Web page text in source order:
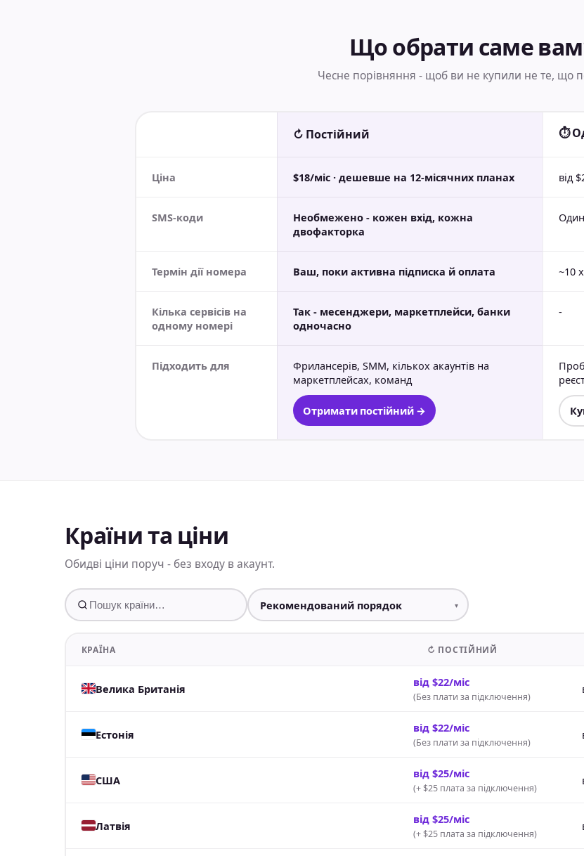
Що обрати саме
Чесне порівняння - щоб ви не купили не те, що
↻ Постійний ⏱
Ціна $18/міс · дешевше на 12-місячних планах від
SMS-коди
Необмежено - кожен вхід, кожна
двофакторка
Термін дії номера Ваш, поки активна підписка й оплата ~10
Кілька сервісів на
одному номері
Так - месенджери, маркетплейси, банки
одночасно
-
Підходить для
Фрилансерів, SMM, кількох акаунтів на
маркетплейсах, команд
Отримати постійний →
Країни та ціни
Обидві ціни поруч - без входу в акаунт.
КРАЇНА ↻ ПОСТІЙНИЙ
Велика Британія від $22/міс
(Без плати за підключення)
Естонія від $22/міс
(Без плати за підключення)
США від $25/міс
(+ $25 плата за підключення)
Латвія від $25/міс
(+ $25 плата за підключення)